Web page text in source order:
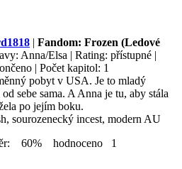
| Fandom: Frozen (Ledové
Anna/Elsa | Rating: přístupné |
| Počet kapitol: 1
pobyt v USA. Je to mladý
sebe sama. A Anna je tu, aby stála
po jejím boku.
sourozenecký incest, modern AU
60% hodnoceno 1